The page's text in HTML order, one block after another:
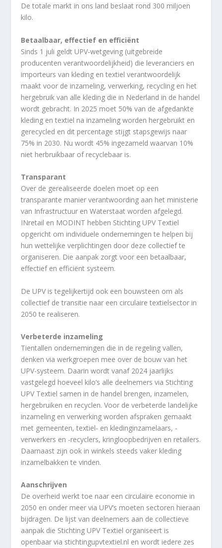
De totale markt in ons land beslaat rond 300 miljoen
kilo.
Betaalbaar, effectief en efficiënt
Sinds 1 juli geldt UPV-wetgeving (uitgebreide
producenten verantwoordelijkheid) die leveranciers en
importeurs van kleding en textiel verantwoordelijk
maakt voor de inzameling, verwerking, recycling en het
hergebruik van alle kleding die in Nederland in de handel
wordt gebracht. In 2025 moet 50% van de afgedankte
kleding en textiel na inzameling worden hergebruikt en
gerecycled en dit percentage stijgt stapsgewijs naar
75% in 2030. Nu wordt 45% ingezameld waarvan 10%
niet herbruikbaar of recyclebaar is.
Transparant
Over de gerealiseerde doelen moet op een
transparante manier verantwoording aan het ministerie
van Infrastructuur en Waterstaat worden afgelegd.
INretail en MODINT hebben Stichting UPV Textiel
opgericht om individuele ondernemingen te helpen bij
hun wettelijke verplichtingen door deze collectief te
organiseren. Die aanpak zorgt voor een betaalbaar,
effectief en efficiënt systeem.
De UPV is tegelijkertijd ook een bouwsteen om als
collectief de transitie naar een circulaire textielsector in
2050 te realiseren.
Verbeterde inzameling
Tientallen ondernemingen die in de regeling vallen,
denken via werkgroepen mee over de bouw van het
UPV-systeem. Daarin wordt vanaf 2024 jaarlijks
vastgelegd hoeveel kilo’s alle deelnemers via Stichting
UPV Textiel samen in de handel brengen, inzamelen,
hergebruiken en recyclen. Voor de verbeterde landelijke
inzameling en verwerking worden afspraken gemaakt
met gemeenten, textiel- en kledinginzamelaars, -
verwerkers en -recyclers, kringloopbedrijven en retailers.
Daarnaast zijn ook in winkels steeds vaker kleding
inzamelbakken te vinden.
Aanschrijven
De overheid werkt toe naar een circulaire economie in
2050 en onder meer via UPV’s moeten sectoren hieraan
bijdragen. De lijst van deelnemers aan de collectieve
aanpak die Stichting UPV Textiel organiseert is
openbaar via stichtingupvtextiel.nl en wordt iedere zes